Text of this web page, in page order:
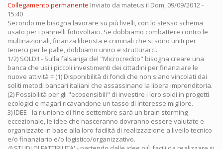
Collegamento permanente Inviato da mateus il Dom, 09/09/2012 -
15:40
Secondo me bisogna lavorare su più livelli, con lo stesso schema
usato per i pannelli fotovoltaici. Se dobbiamo combattere contro le
multinazionali, finanza liberista e criminali che si sono uniti per
tenerci per le palle, dobbiamo unirci e strutturarci.
1/2) SOLDI! - Sulla falsariga del "Microcredito" bisogna creare una
banca che usi i piccoli investimenti dei cittadini per finanziare le
nuove attività = (1) Disponibilità di fondi che non siano vincolati dai
soliti metodi bancari italiani che assassinano la libera imprenditoria.
(2) Possibilità per gli "ecosensibili" di investire i loro soldi in progetti
ecologici e magari ricavandone un tasso di interesse migliore.
3) IDEE - la riunione di fine settembre sarà un brain storming
eccezionale, le idee che nasceranno dovranno essere valutate e
organizzate in base alla loro facilità di realizzazione a livello tecnico
e/o finanziario e/o logistico/organizzativo.